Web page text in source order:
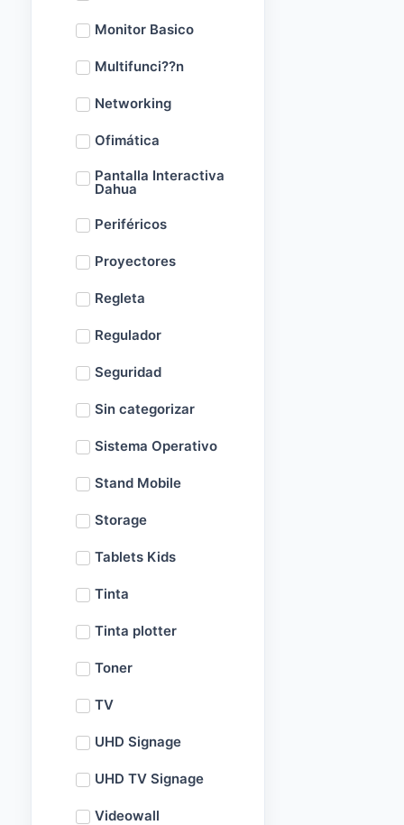
Monitor Basico
Multifunci??n
Networking
Ofimática
Pantalla Interactiva
Dahua
Periféricos
Proyectores
Regleta
Regulador
Seguridad
Sin categorizar
Sistema Operativo
Stand Mobile
Storage
Tablets Kids
Tinta
Tinta plotter
Toner
TV
UHD Signage
UHD TV Signage
Videowall